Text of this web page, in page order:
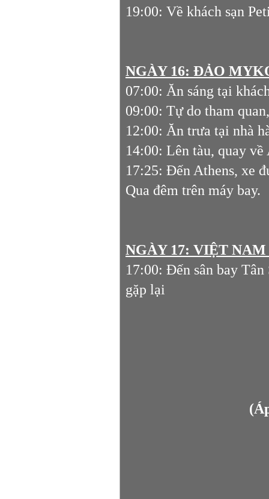
19:00: Về khách sạn
NGÀY 16: ĐẢO
07:00: Ăn sáng tại
09:00: Tự do tham
12:00: Ăn trưa tại nhà
14:00: Lên tàu, quay
17:25: Đến Athens, xe
Qua đêm trên máy bay.
NGÀY 17: VIỆT NAM
17:00: Đến sân bay
gặp lại